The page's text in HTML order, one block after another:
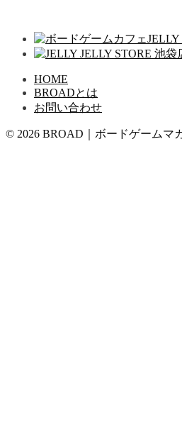
HOME
BROADとは
お問い合わせ
© 2026 BROAD｜ボードゲームマ